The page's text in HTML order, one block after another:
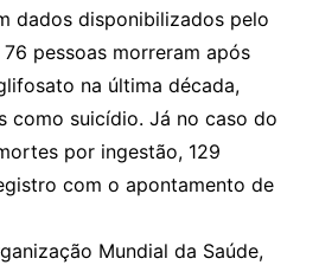
dados disponibilizados pelo
pessoas morreram após
na última década,
como suicídio. Já no caso do
por ingestão, 129
com o apontamento de
Mundial da Saúde,